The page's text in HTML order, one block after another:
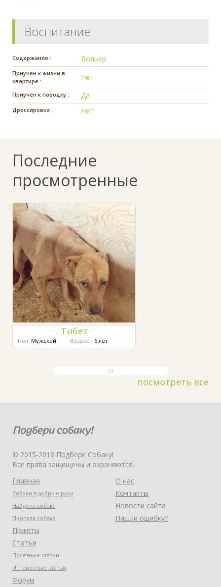
Воспитание
Содержание : Вольер
Приучен к жизни в
квартире :
Нет
Приучен к поводку : Да
Дрессировка : Нет
Последние
просмотренные
Тибет
Пол: Мужской Возраст: 6 лет
посмотреть все
© 2015-2018 Подбери Собаку!
Все права защищены и охраняются.
Главная
Собаки в добрые руки
Найдена собака
Пропала собака
Приюты
Статьи
Полезные статьи
Интересные статьи
Форум
О нас
Контакты
Новости сайта
Нашли ошибку?